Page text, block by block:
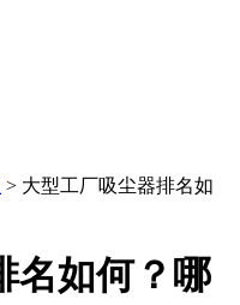
> 大型工厂吸尘器排名如
名如何？哪